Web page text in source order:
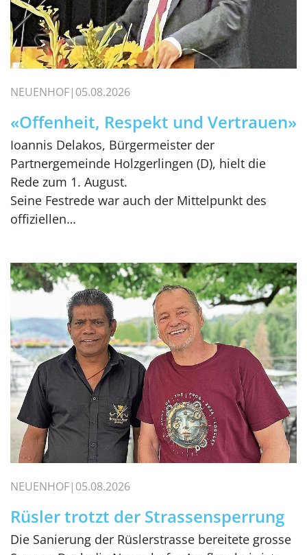
NEUENHOF 05.08.2026
«Offenheit, Respekt und Vertrauen»
Ioannis Delakos, Bürgermeister der
Partnergemeinde Holzgerlingen (D), hielt die
Rede zum 1. August.
Seine Festrede war auch der Mittelpunkt des
offiziellen…
NEUENHOF 05.08.2026
Rüsler trotzt der Strassensperrung
Die Sanierung der Rüslerstrasse bereitete grosse